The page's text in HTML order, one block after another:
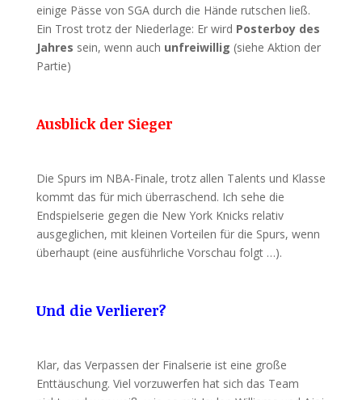
einige Pässe von SGA durch die Hände rutschen ließ.
Ein Trost trotz der Niederlage: Er wird Posterboy des
Jahres sein, wenn auch unfreiwillig (siehe Aktion der
Partie)
Ausblick der Sieger
Die Spurs im NBA-Finale, trotz allen Talents und Klasse
kommt das für mich überraschend. Ich sehe die
Endspielserie gegen die New York Knicks relativ
ausgeglichen, mit kleinen Vorteilen für die Spurs, wenn
überhaupt (eine ausführliche Vorschau folgt …).
Und die Verlierer?
Klar, das Verpassen der Finalserie ist eine große
Enttäuschung. Viel vorzuwerfen hat sich das Team